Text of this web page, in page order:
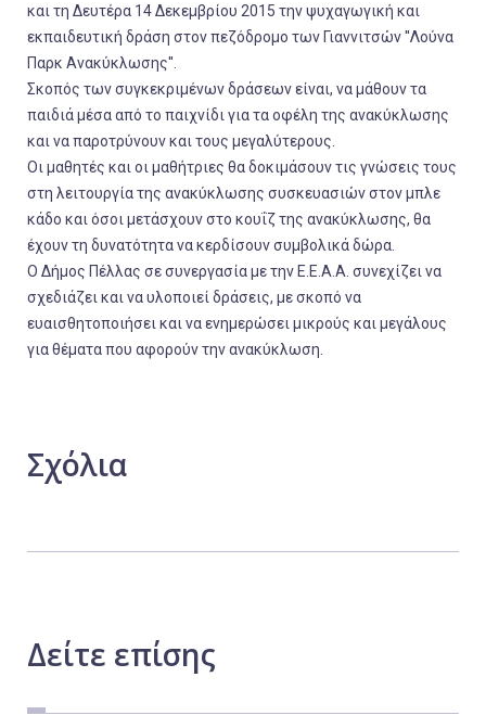
και τη Δευτέρα 14 Δεκεμβρίου 2015 την ψυχαγωγική και
εκπαιδευτική δράση στον πεζόδρομο των Γιαννιτσών ''Λούνα
Παρκ Ανακύκλωσης''.
Σκοπός των συγκεκριμένων δράσεων είναι, να μάθουν τα
παιδιά μέσα από το παιχνίδι για τα οφέλη της ανακύκλωσης
και να παροτρύνουν και τους μεγαλύτερους.
Οι μαθητές και οι μαθήτριες θα δοκιμάσουν τις γνώσεις τους
στη λειτουργία της ανακύκλωσης συσκευασιών στον μπλε
κάδο και όσοι μετάσχουν στο κουΐζ της ανακύκλωσης, θα
έχουν τη δυνατότητα να κερδίσουν συμβολικά δώρα.
Ο Δήμος Πέλλας σε συνεργασία με την Ε.Ε.Α.Α. συνεχίζει να
σχεδιάζει και να υλοποιεί δράσεις, με σκοπό να
ευαισθητοποιήσει και να ενημερώσει μικρούς και μεγάλους
για θέματα που αφορούν την ανακύκλωση.
Σχόλια
Δείτε επίσης